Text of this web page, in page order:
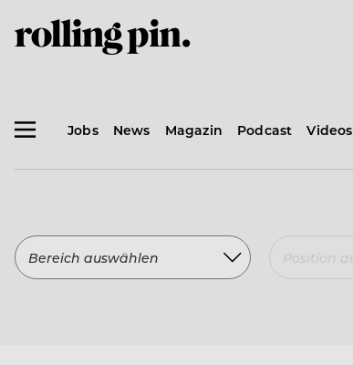
Jobs News Magazin Podcast Videos
Bereich auswählen